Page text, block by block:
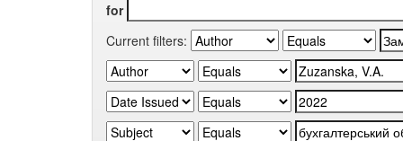
for
Current filters: